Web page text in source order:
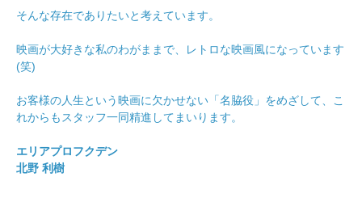
そんな存在でありたいと考えています。
映画が大好きな私のわがままで、レトロな映画風になっています
(笑)
お客様の人生という映画に欠かせない「名脇役」をめざして、こ
れからもスタッフ一同精進してまいります。
エリアプロフクデン
北野 利樹